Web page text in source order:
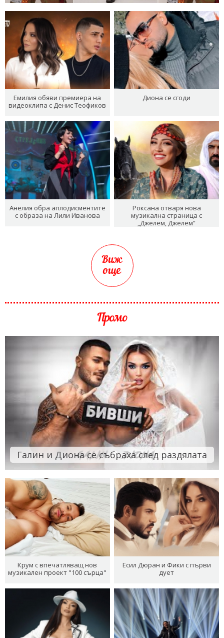
Емилия обяви премиера на
видеоклипа с Денис Теофиков
Диона се сгоди
Анелия обра аплодисментите
с образа на Лили Иванова
Роксана отваря нова
музикална страница с
„Джелем, Джелем“
Виж
още
Промо
Галин и Диона се събраха след раздялата
Крум с впечатляващ нов
музикален проект "100 сърца"
Есил Дюран и Фики с първи
дует